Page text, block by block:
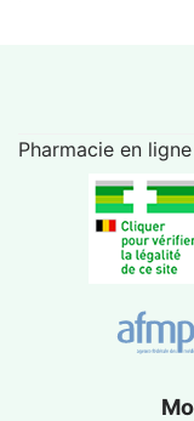
Pharmacie en